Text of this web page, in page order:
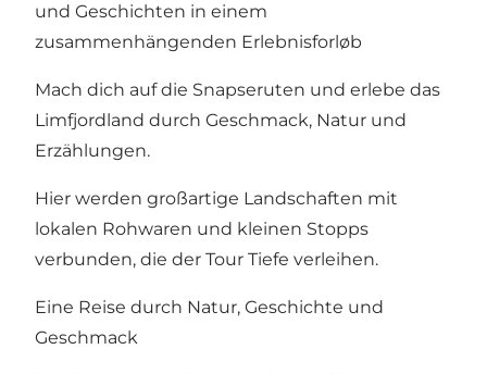
und Geschichten in einem
zusammenhängenden Erlebnisforløb
Mach dich auf die Snapseruten und erlebe das
Limfjordland durch Geschmack, Natur und
Erzählungen.
Hier werden großartige Landschaften mit
lokalen Rohwaren und kleinen Stopps
verbunden, die der Tour Tiefe verleihen.
Eine Reise durch Natur, Geschichte und
Geschmack